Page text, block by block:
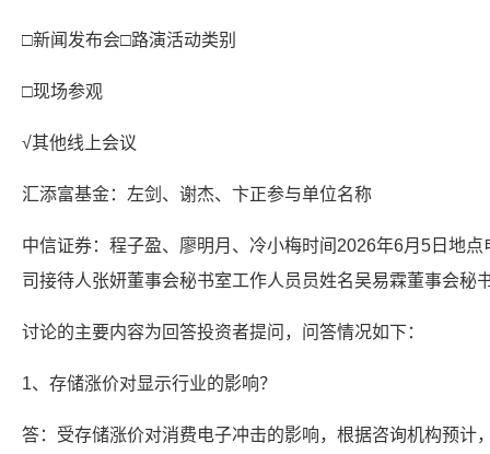
□新闻发布会□路演活动类别
□现场参观
√其他线上会议
汇添富基金：左剑、谢杰、卞正参与单位名称
中信证券：程子盈、廖明月、冷小梅时间2026年6月5日地
司接待人张妍董事会秘书室工作人员员姓名吴易霖董事会秘
讨论的主要内容为回答投资者提问，问答情况如下：
1、存储涨价对显示行业的影响？
答：受存储涨价对消费电子冲击的影响，根据咨询机构预计